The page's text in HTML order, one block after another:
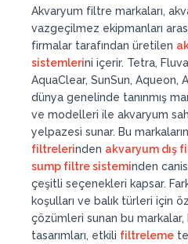
Akvaryum filtre markaları,
vazgeçilmez ekipmanları
firmalar tarafından üretilen
sistemlerini içerir. Tetra,
AquaClear, SunSun, Aqueon,
dünya genelinde tanınmış
ve modelleri ile akvaryum
yelpazesi sunar. Bu
filtrelerinden akvaryum dış
sump filtre sisteminden
çeşitli seçenekleri kapsar.
koşulları ve balık türleri için
çözümleri sunan bu markalar,
tasarımları, etkili filtreleme